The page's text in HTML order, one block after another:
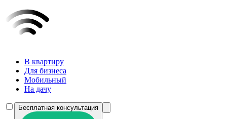
В квартиру
Для бизнеса
Мобильный
На дачу
Бесплатная консультация